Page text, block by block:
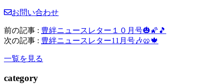
お問い合わせ
前の記事 : 豊絆ニュースレター１０月号🎃🌠🎵
次の記事 : 豊絆ニュースレター11月号🎶🥨🍁
一覧を見る
category